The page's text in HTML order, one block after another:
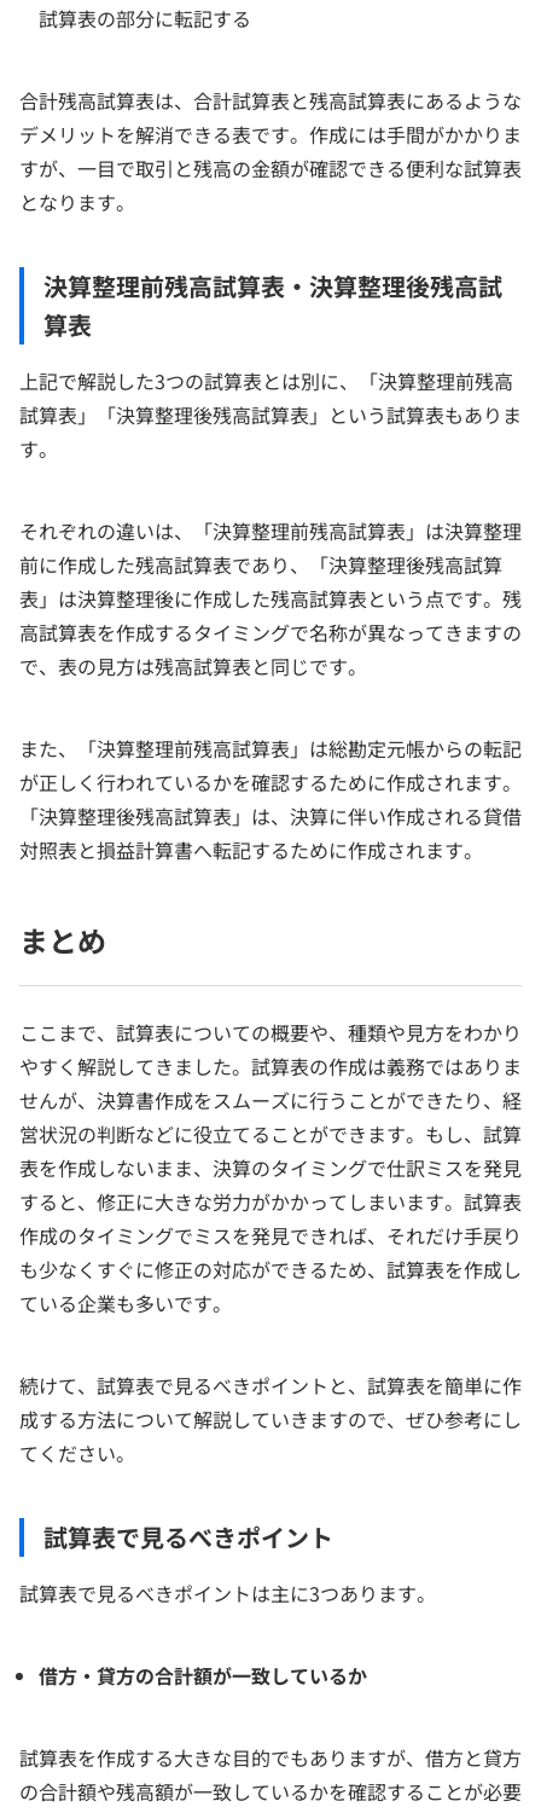
試算表の部分に転記する
合計残高試算表は、合計試算表と残高試算表にあるような
デメリットを解消できる表です。作成には手間がかかりま
すが、一目で取引と残高の金額が確認できる便利な試算表
となります。
決算整理前残高試算表・決算整理後残高試
算表
上記で解説した3つの試算表とは別に、「決算整理前残高
試算表」「決算整理後残高試算表」という試算表もありま
す。
それぞれの違いは、「決算整理前残高試算表」は決算整理
前に作成した残高試算表であり、「決算整理後残高試算
表」は決算整理後に作成した残高試算表という点です。残
高試算表を作成するタイミングで名称が異なってきますの
で、表の見方は残高試算表と同じです。
また、「決算整理前残高試算表」は総勘定元帳からの転記
が正しく行われているかを確認するために作成されます。
「決算整理後残高試算表」は、決算に伴い作成される貸借
対照表と損益計算書へ転記するために作成されます。
まとめ
ここまで、試算表についての概要や、種類や見方をわかり
やすく解説してきました。試算表の作成は義務ではありま
せんが、決算書作成をスムーズに行うことができたり、経
営状況の判断などに役立てることができます。もし、試算
表を作成しないまま、決算のタイミングで仕訳ミスを発見
すると、修正に大きな労力がかかってしまいます。試算表
作成のタイミングでミスを発見できれば、それだけ手戻り
も少なくすぐに修正の対応ができるため、試算表を作成し
ている企業も多いです。
続けて、試算表で見るべきポイントと、試算表を簡単に作
成する方法について解説していきますので、ぜひ参考にし
てください。
試算表で見るべきポイント
試算表で見るべきポイントは主に3つあります。
借方・貸方の合計額が一致しているか
試算表を作成する大きな目的でもありますが、借方と貸方
の合計額や残高額が一致しているかを確認することが必要